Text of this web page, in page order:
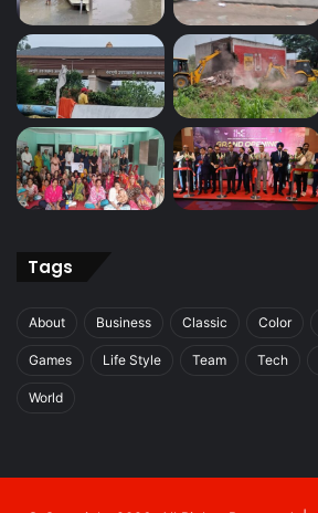
Tags
About Business Classic Color
Games Life Style Team Tech
World